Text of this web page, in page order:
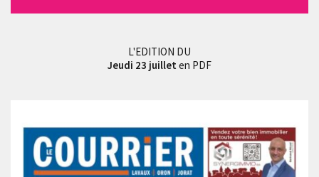
L'EDITION DU
Jeudi 23 juillet en PDF